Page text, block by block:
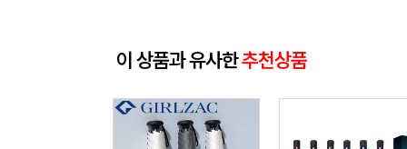
이 상품과 유사한추천상품